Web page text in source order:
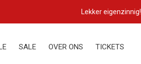
SALE OVER ONS TICKETS
Lekker eigenzinnig!